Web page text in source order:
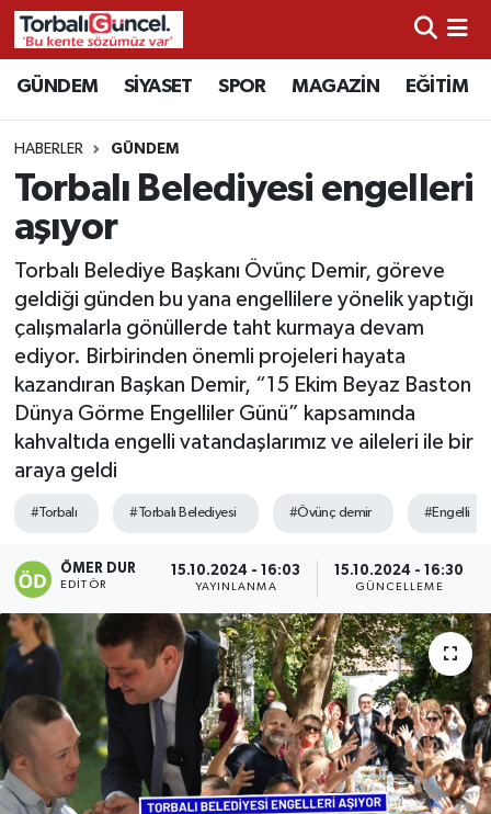
GÜNDEM SİYASET SPOR MAGAZİN EĞİTİM
HABERLER GÜNDEM
Torbalı Belediyesi engelleri
aşıyor
Torbalı Belediye Başkanı Övünç Demir, göreve
geldiği günden bu yana engellilere yönelik yaptığı
çalışmalarla gönüllerde taht kurmaya devam
ediyor. Birbirinden önemli projeleri hayata
kazandıran Başkan Demir, “15 Ekim Beyaz Baston
Dünya Görme Engelliler Günü” kapsamında
kahvaltıda engelli vatandaşlarımız ve aileleri ile bir
araya geldi
#Torbalı #Torbalı Belediyesi #Övünç demir #Engelli
ÖMER DUR
EDITÖR
15.10.2024 - 16:03
YAYINLANMA
15.10.2024 - 16:30
GÜNCELLEME
İzmir Nöbetçi Eczaneler
İzmir Hava Durumu
İzmir Namaz Vakitleri
İzmir Trafik Yoğunluk Haritası
Süper Lig Puan Durumu ve Fikstür
Tüm Manşetler
Son Dakika Haberleri
Haber Arşivi